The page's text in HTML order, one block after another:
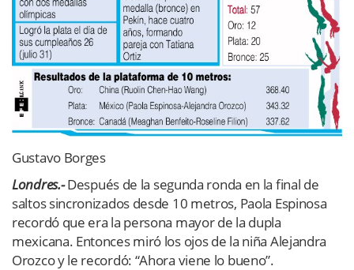
Gustavo Borges
Londres.-Después de la segunda ronda en la final de
saltos sincronizados desde 10 metros, Paola Espinosa
recordó que era la persona mayor de la dupla
mexicana. Entonces miró los ojos de la niña Alejandra
Orozco y le recordó: “Ahora viene lo bueno”.